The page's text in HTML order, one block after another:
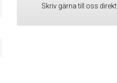
Skriv gärna till oss direkt